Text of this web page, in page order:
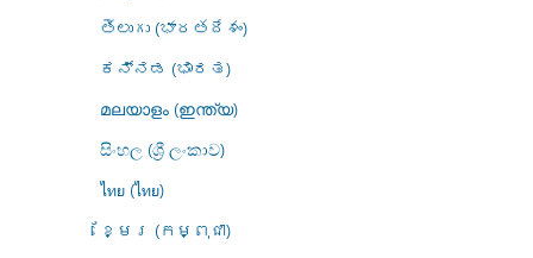
తెలుగు (భారతదేశం)
ಕನ್ನಡ (ಭಾರತ)
മലയാളം (ഇന്ത്യ)
සිංහල (ශ්‍රී ලංකාව)
ไทย (ไทย)
ខ្មែរ (កម្ពុជា)